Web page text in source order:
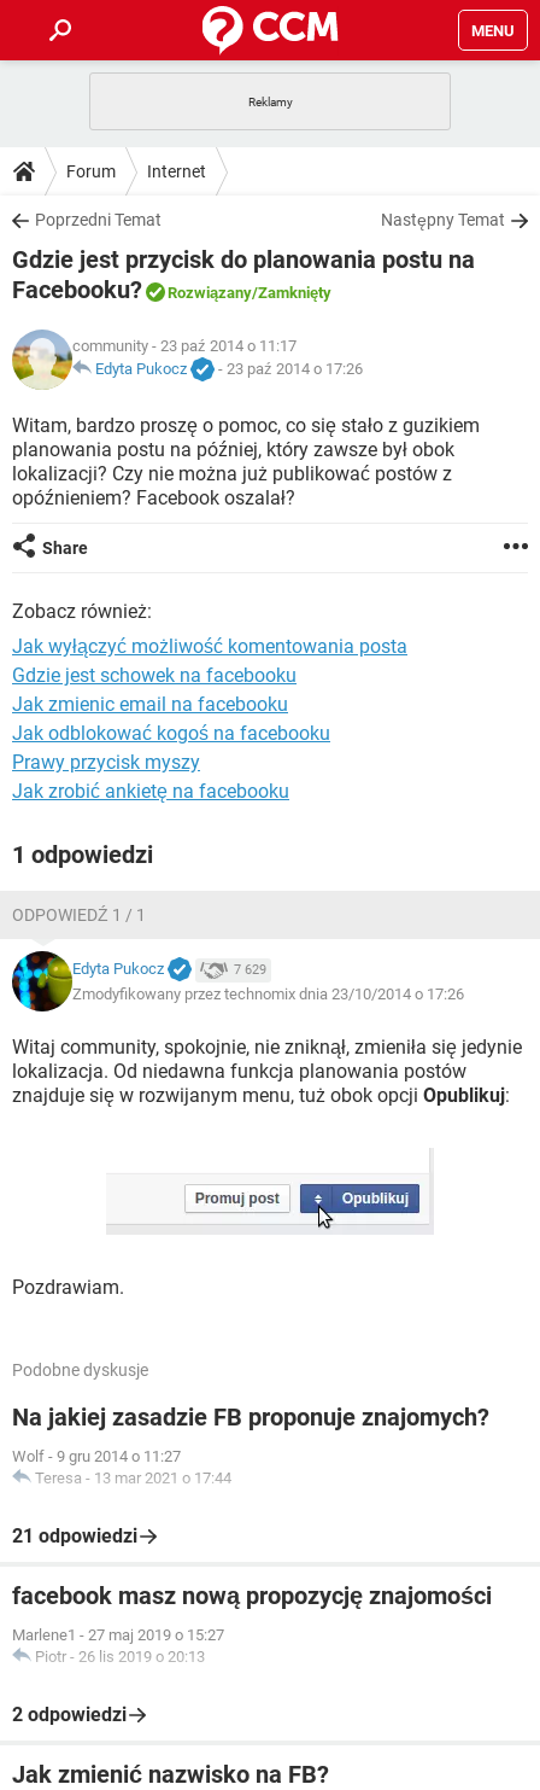
MENU
GRY
SPOTIFY
INSTAGRAM FACEBOOK
WINDOWS 10
PORADY
PlayStation
SPOTIFY
WINDOWS 10
DO POBRANIA
ANDROID TIKTOK
GRY WHATSAPP
IOS NETFLIX
INSTAGRAM
WINDOWS 10
FORUM
GRY WHATSAPP
INSTAGRAM FACEBOOK
WINDOWS 10
ARTYKUŁY
COVID-19
GRY WHATSAPP
SPOTIFY NETFLIX
INSTAGRAM FACEBOOK
WINDOWS 10
Forum Internet
Poprzedni Temat Następny Temat
Gdzie jest przycisk do planowania postu na
Facebooku?
Rozwiązany/Zamknięty
community - 23 paź 2014 o 11:17
Edyta Pukocz
- 23 paź 2014 o 17:26
Witam, bardzo proszę o pomoc, co się stało z guzikiem
planowania postu na później, który zawsze był obok
lokalizacji? Czy nie można już publikować postów z
opóźnieniem? Facebook oszalał?
Share
Zobacz również:
Jak wyłączyć możliwość komentowania posta
Gdzie jest schowek na facebooku
Jak zmienic email na facebooku
Jak odblokować kogoś na facebooku
Prawy przycisk myszy
Jak zrobić ankietę na facebooku
1 odpowiedzi
ODPOWIEDŹ 1 / 1
Edyta Pukocz 7 629
Zmodyfikowany przez technomix dnia 23/10/2014 o 17:26
Witaj community, spokojnie, nie zniknął, zmieniła się jedynie
lokalizacja. Od niedawna funkcja planowania postów
znajduje się w rozwijanym menu, tuż obok opcji Opublikuj:
Pozdrawiam.
Podobne dyskusje
Na jakiej zasadzie FB proponuje znajomych?
Wolf - 9 gru 2014 o 11:27
Teresa - 13 mar 2021 o 17:44
21 odpowiedzi
facebook masz nową propozycję znajomości
Marlene1 - 27 maj 2019 o 15:27
Piotr - 26 lis 2019 o 20:13
2 odpowiedzi
Jak zmienić nazwisko na FB?